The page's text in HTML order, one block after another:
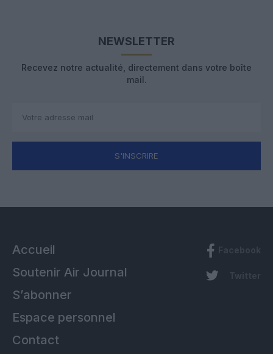
NEWSLETTER
Recevez notre actualité, directement dans votre boîte
mail.
S'INSCRIRE
Accueil
Soutenir Air Journal
S’abonner
Espace personnel
Contact